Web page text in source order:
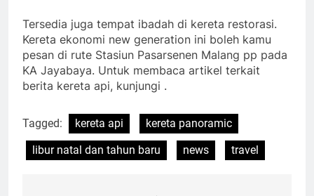
Tersedia juga tempat ibadah di kereta restorasi.
Kereta ekonomi new generation ini boleh kamu
pesan di rute Stasiun Pasarsenen Malang pp pada
KA Jayabaya. Untuk membaca artikel terkait
berita kereta api, kunjungi .
Tagged: kereta api
kereta panoramic
libur natal dan tahun baru
news travel